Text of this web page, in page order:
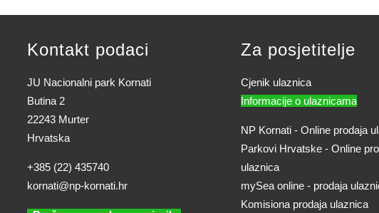
Kontakt podaci
JU Nacionalni park Kornati
Butina 2
22243 Murter
Hrvatska
+385 (22) 435740
kornati@np-kornati.hr
Za posjetitelje
Cjenik ulaznica
Informacije o ulaznicama
NP Kornati - Online prodaja
Parkovi Hrvatske - Online
ulaznica
mySea online - prodaja
Komisiona prodaja ulaznica